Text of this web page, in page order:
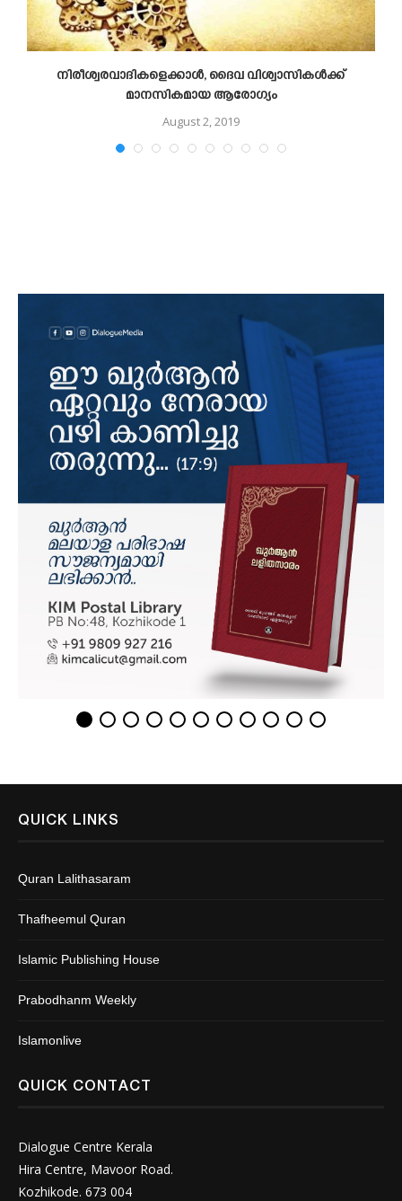
നിരീശ്വരവാദികളെക്കാൾ, ദൈവ വിശ്വാസികൾക്ക്
മാനസികമായ ആരോഗ്യം
August 2, 2019
QUICK LINKS
Quran Lalithasaram
Thafheemul Quran
Islamic Publishing House
Prabodhanm Weekly
Islamonlive
QUICK CONTACT
Dialogue Centre Kerala
Hira Centre, Mavoor Road.
Kozhikode. 673 004